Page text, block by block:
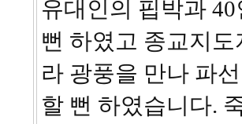
유대인의 핍박과
뻔 하였고 종교지
라 광풍을 만나 파
할 뻔 하였습니다.